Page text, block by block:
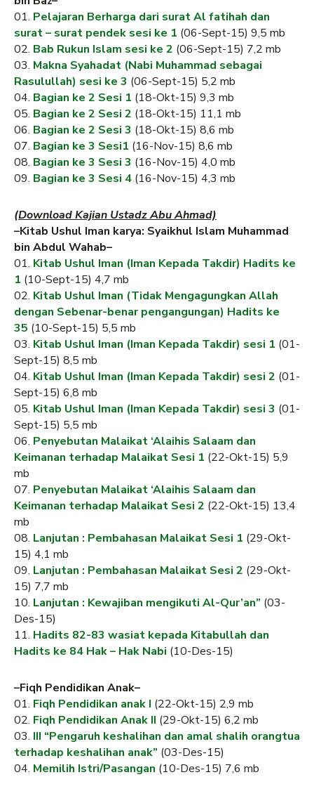
01. Pelajaran Berharga dari surat Al fatihah dan
surat – surat pendek sesi ke 1 (06-Sept-15) 9,5 mb
02. Bab Rukun Islam sesi ke 2 (06-Sept-15) 7,2 mb
03. Makna Syahadat (Nabi Muhammad sebagai
Rasulullah) sesi ke 3 (06-Sept-15) 5,2 mb
04. Bagian ke 2 Sesi 1 (18-Okt-15) 9,3 mb
05. Bagian ke 2 Sesi 2 (18-Okt-15) 11,1 mb
06. Bagian ke 2 Sesi 3 (18-Okt-15) 8,6 mb
07. Bagian ke 3 Sesi1 (16-Nov-15) 8,6 mb
08. Bagian ke 3 Sesi 3 (16-Nov-15) 4,0 mb
09. Bagian ke 3 Sesi 4 (16-Nov-15) 4,3 mb
(Download Kajian Ustadz Abu Ahmad)
–Kitab Ushul Iman karya: Syaikhul Islam Muhammad
bin Abdul Wahab–
01. Kitab Ushul Iman (Iman Kepada Takdir) Hadits ke
1 (10-Sept-15) 4,7 mb
02. Kitab Ushul Iman (Tidak Mengagungkan Allah
dengan Sebenar-benar pengangungan) Hadits ke
35 (10-Sept-15) 5,5 mb
03. Kitab Ushul Iman (Iman Kepada Takdir) sesi 1 (01-
Sept-15) 8,5 mb
04. Kitab Ushul Iman (Iman Kepada Takdir) sesi 2 (01-
Sept-15) 6,8 mb
05. Kitab Ushul Iman (Iman Kepada Takdir) sesi 3 (01-
Sept-15) 5,5 mb
06. Penyebutan Malaikat ‘Alaihis Salaam dan
Keimanan terhadap Malaikat Sesi 1 (22-Okt-15) 5,9
mb
07. Penyebutan Malaikat ‘Alaihis Salaam dan
Keimanan terhadap Malaikat Sesi 2 (22-Okt-15) 13,4
mb
08. Lanjutan : Pembahasan Malaikat Sesi 1 (29-Okt-
15) 4,1 mb
09. Lanjutan : Pembahasan Malaikat Sesi 2 (29-Okt-
15) 7,7 mb
10. Lanjutan : Kewajiban mengikuti Al-Qur’an” (03-
Des-15)
11. Hadits 82-83 wasiat kepada Kitabullah dan
Hadits ke 84 Hak – Hak Nabi (10-Des-15)
–Fiqh Pendidikan Anak–
01. Fiqh Pendidikan anak I (22-Okt-15) 2,9 mb
02. Fiqh Pendidikan Anak II (29-Okt-15) 6,2 mb
03. III “Pengaruh keshalihan dan amal shalih orangtua
terhadap keshalihan anak” (03-Des-15)
04. Memilih Istri/Pasangan (10-Des-15) 7,6 mb